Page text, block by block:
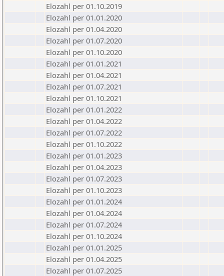
Elozahl per 01.10.2019
Elozahl per 01.01.2020
Elozahl per 01.04.2020
Elozahl per 01.07.2020
Elozahl per 01.10.2020
Elozahl per 01.01.2021
Elozahl per 01.04.2021
Elozahl per 01.07.2021
Elozahl per 01.10.2021
Elozahl per 01.01.2022
Elozahl per 01.04.2022
Elozahl per 01.07.2022
Elozahl per 01.10.2022
Elozahl per 01.01.2023
Elozahl per 01.04.2023
Elozahl per 01.07.2023
Elozahl per 01.10.2023
Elozahl per 01.01.2024
Elozahl per 01.04.2024
Elozahl per 01.07.2024
Elozahl per 01.10.2024
Elozahl per 01.01.2025
Elozahl per 01.04.2025
Elozahl per 01.07.2025